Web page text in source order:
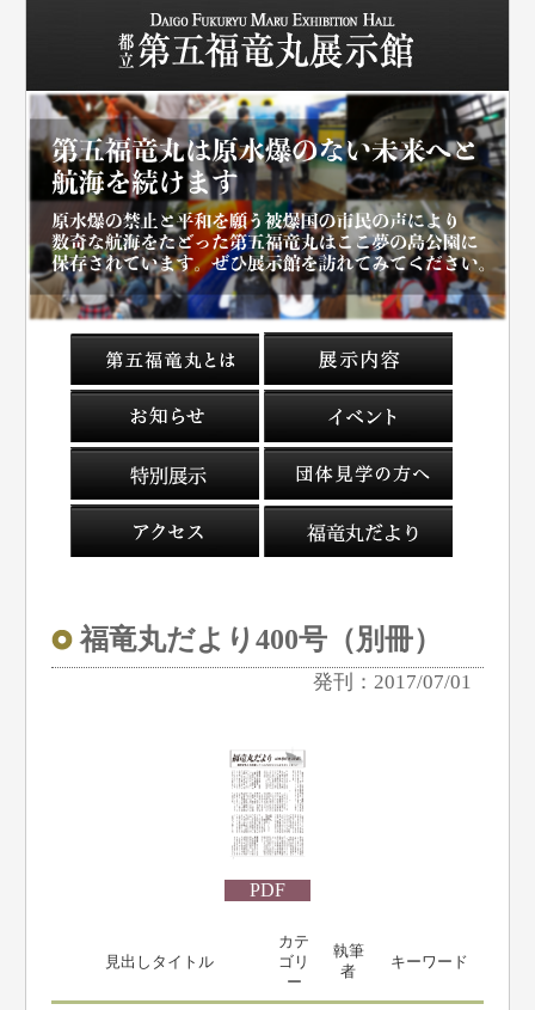
福竜丸だより400号（別冊）
発刊：2017/07/01
PDF
見出しタイトル
カテ
ゴリ
ー
執筆
者
キーワード